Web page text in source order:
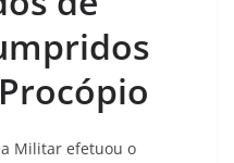
Militar efetuou o